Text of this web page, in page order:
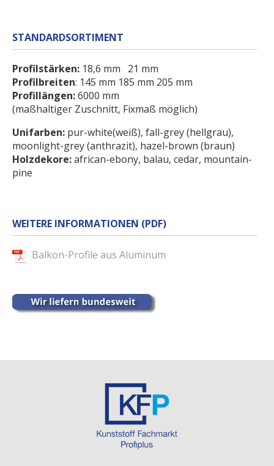
STANDARDSORTIMENT
Profilstärken: 18,6 mm 21 mm
Profilbreiten: 145 mm 185 mm 205 mm
Profillängen:6000 mm
(maßhaltiger Zuschnitt, Fixmaß möglich)
Unifarben: pur-white(weiß), fall-grey (hellgrau),
moonlight-grey (anthrazit), hazel-brown (braun)
Holzdekore:african-ebony, balau, cedar, mountain-
pine
WEITERE INFORMATIONEN (PDF)
Balkon-Profile aus Aluminum